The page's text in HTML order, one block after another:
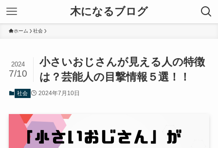
木になるブログ
ホーム 社会
小さいおじさんが見える人の特徴
は？芸能人の目撃情報５選！！
2024
7/10
社会 2024年7月10日